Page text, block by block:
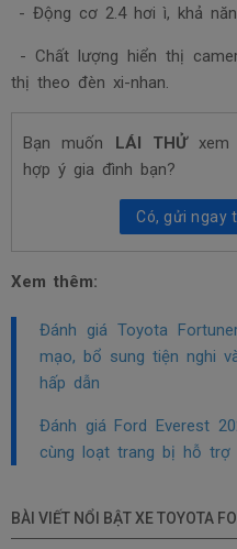
- Động cơ 2.4 hơi ì, khả
- Chất lượng hiển thị
thị theo đèn xi-nhan.
Bạn muốn LÁI THỬxem
hợp ý gia đình bạn?
Có, gửi ngay
Xem thêm:
Đánh giá Toyota
mạo, bổ sung tiện nghi
hấp dẫn
Đánh giá Ford Everest
cùng loạt trang bị hỗ trợ
BÀI VIẾT NỔI BẬT XE TOYOTA